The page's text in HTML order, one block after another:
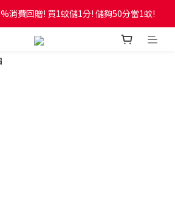
$600，即免本地運費！
消費回贈! 買1蚊儲1分! 儲夠50分當1蚊!
滿$600，即免本地運費！